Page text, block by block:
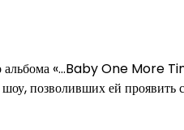
альбома «…Baby One More
шоу, позволивших ей